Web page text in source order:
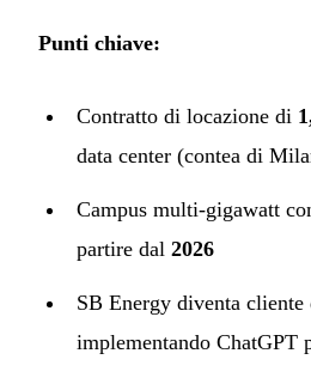
Punti chiave:
Contratto di locazione di
data center (contea di
Campus multi-gigawatt
partire dal 2026
SB Energy diventa
implementando ChatGPT